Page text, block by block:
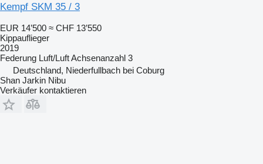
Kempf SKM 35 / 3
EUR 14’500 ≈ CHF 13’550
Kippauflieger
2019
Federung Luft/LuftAchsenanzahl 3
Deutschland, Niederfullbach bei Coburg
Shan Jarkin Nibu
Verkäufer kontaktieren